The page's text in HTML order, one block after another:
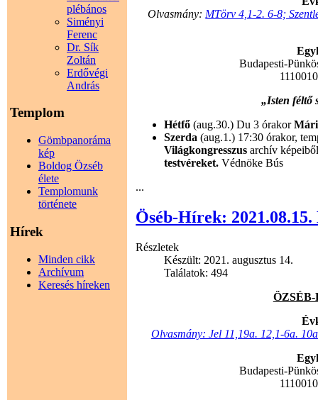
plébános
Siményi
Ferenc
Dr. Sík
Zoltán
Erdővégi
András
Templom
Gömbpanoráma
kép
Boldog Özséb
élete
Templomunk
története
Hírek
Minden cikk
Archívum
Keresés híreken
Olvasmány: MTörv 4,1-2. 6-8;
Budapesti-
„Isten féltő
Hétfő (aug.30.) Du 3 órakor
Szerda (aug.1.) 17:30 órakor,
Világkongresszus archív
testvéreket. Védnöke Bús
...
Öséb-Hírek:
Részletek
Készült: 2021. augusztus 14.
Találatok: 494
ÖZSÉB-
Olvasmány: Jel 11,19a. 12,1-6a.
Budapesti-